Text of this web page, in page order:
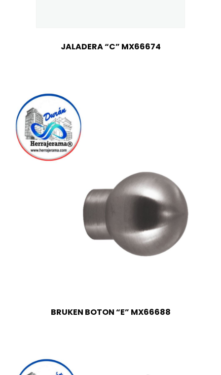
JALADERA “C” MX66674
BRUKEN BOTON “E” MX66688